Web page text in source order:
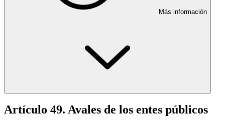
Más información
Artículo 49. Avales de los entes públicos